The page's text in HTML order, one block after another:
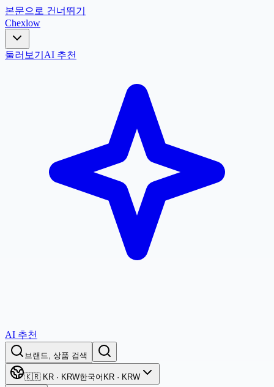
본문으로 건너뛰기
Chexlow
둘러보기 AI 추천
AI 추천
브랜드, 상품 검색
🇰🇷 KR · KRW한국어 KR · KRW